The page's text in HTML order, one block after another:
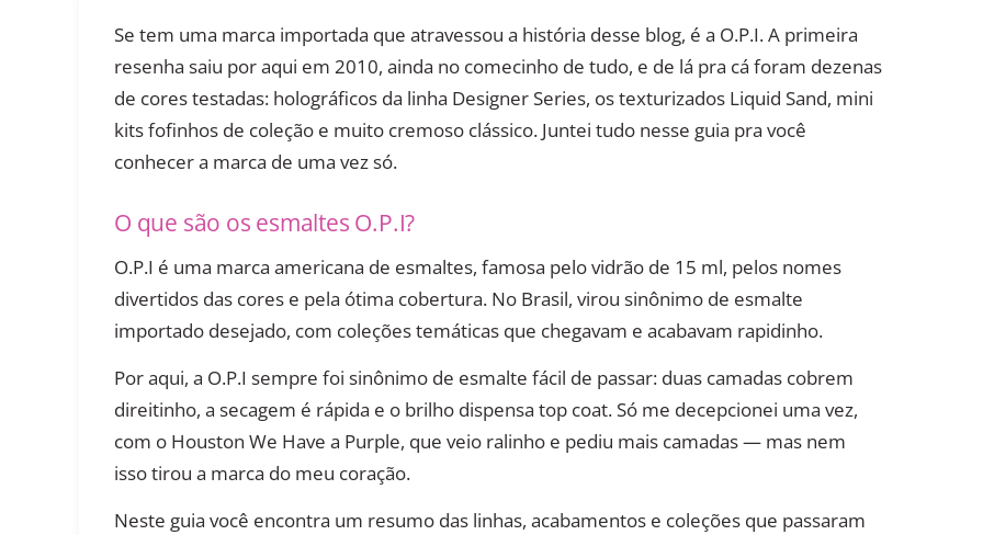
Se tem uma marca importada que atravessou a história desse blog, é a O.P.I. A primeira
resenha saiu por aqui em 2010, ainda no comecinho de tudo, e de lá pra cá foram dezenas
de cores testadas: holográficos da linha Designer Series, os texturizados Liquid Sand, mini
kits fofinhos de coleção e muito cremoso clássico. Juntei tudo nesse guia pra você
conhecer a marca de uma vez só.
O que são os esmaltes O.P.I?
O.P.I é uma marca americana de esmaltes, famosa pelo vidrão de 15 ml, pelos nomes
divertidos das cores e pela ótima cobertura. No Brasil, virou sinônimo de esmalte
importado desejado, com coleções temáticas que chegavam e acabavam rapidinho.
Por aqui, a O.P.I sempre foi sinônimo de esmalte fácil de passar: duas camadas cobrem
direitinho, a secagem é rápida e o brilho dispensa top coat. Só me decepcionei uma vez,
com o Houston We Have a Purple, que veio ralinho e pediu mais camadas — mas nem
isso tirou a marca do meu coração.
Neste guia você encontra um resumo das linhas, acabamentos e coleções que passaram